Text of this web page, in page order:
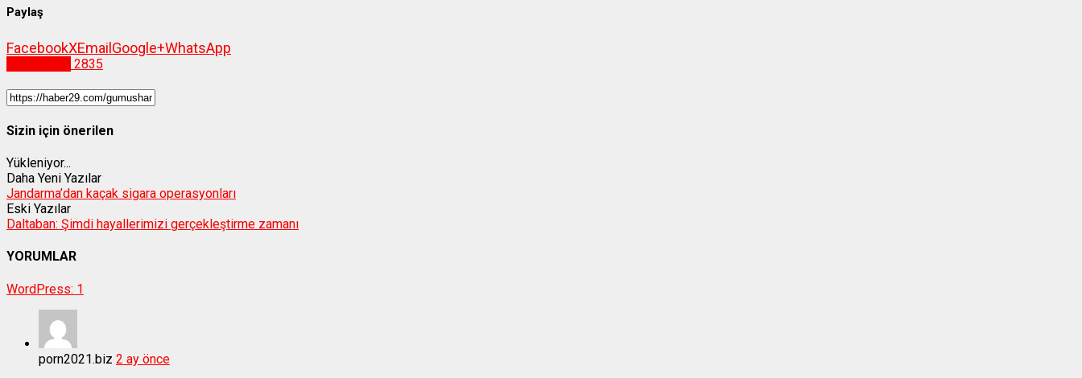
Paylaş
FacebookXEmail Google+WhatsApp
2835
Sizin için önerilen
Yükleniyor...
Daha Yeni Yazılar
Jandarma’dan kaçak sigara operasyonları
Eski Yazılar
Daltaban: Şimdi hayallerimizi gerçekleştirme zamanı
YORUMLAR
WordPress: 1
porn2021.biz 2 ay önce